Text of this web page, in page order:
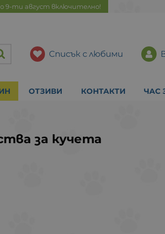
9-ти август включително!
Списък с любими
ОТЗИВИ КОНТАКТИ ЧАС
за кучета